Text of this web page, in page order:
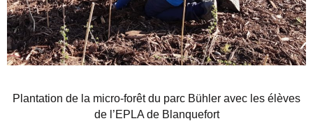
Plantation de la micro-forêt du parc Bühler avec les élèves
de l’EPLA de Blanquefort